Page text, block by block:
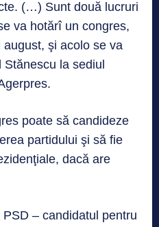
(…) Sunt două lucruri
va hotărî un congres,
şi acolo se va
la sediul
poate să candideze
partidului şi să fie
dacă are
– candidatul pentru